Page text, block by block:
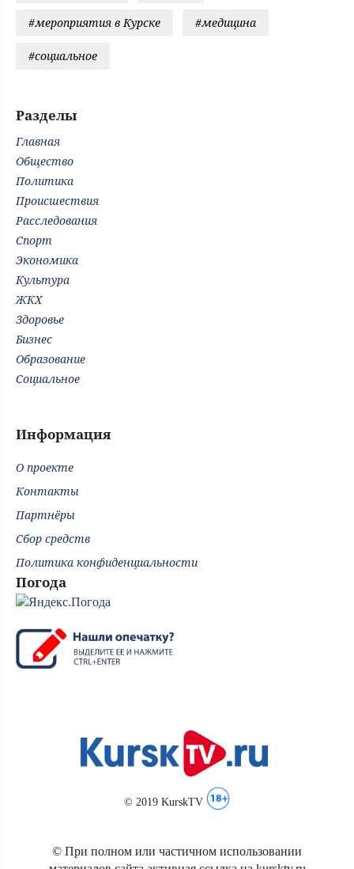
#мероприятия в Курске #медицина
#социальное
Разделы
Главная
Общество
Политика
Происшествия
Расследования
Спорт
Экономика
Культура
ЖКХ
Здоровье
Бизнес
Образование
Социальное
Информация
О проекте
Контакты
Партнёры
Сбор средств
Политика конфиденциальности
Погода
© 2019 KurskTV
© При полном или частичном использовании